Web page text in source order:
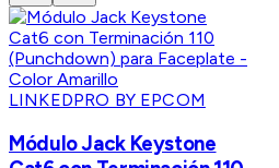
LINKEDPRO BY EPCOM
Módulo Jack Keystone